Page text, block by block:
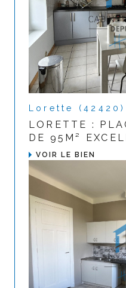
Lorette (42420)
LORETTE :
DE 95M²
VOIR LE BIEN